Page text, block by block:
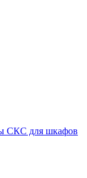
СКС для шкафов